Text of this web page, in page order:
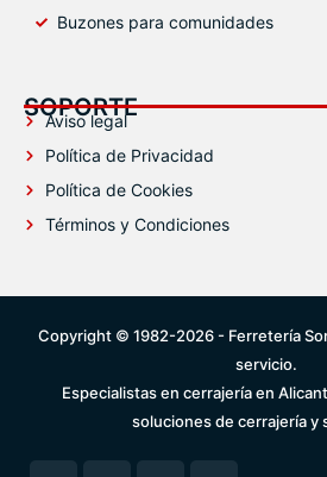
Buzones para comunidades
SOPORTE
Aviso legal
Política de Privacidad
Política de Cookies
Términos y Condiciones
Copyright © 1982-2026 - Ferretería
servicio.
Especialistas en cerrajería en
soluciones de cerrajería y